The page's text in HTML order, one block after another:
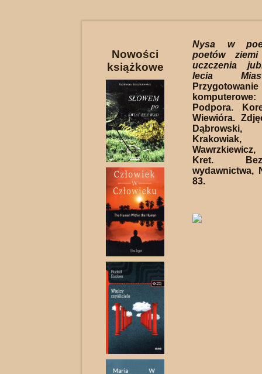
Nowości
książkowe
Nysa w
poetów
uczczenia
lecia
Przygotowanie
Podpora.
Wiewióra.
Kret.
wydawnictwa,
83.